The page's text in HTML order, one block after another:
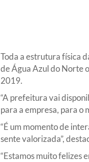
Toda a estrutura física
de Água Azul do Norte
2019.
“A prefeitura vai
para a empresa, para o
“É um momento de
sente valorizada”,
“Estamos muito felizes